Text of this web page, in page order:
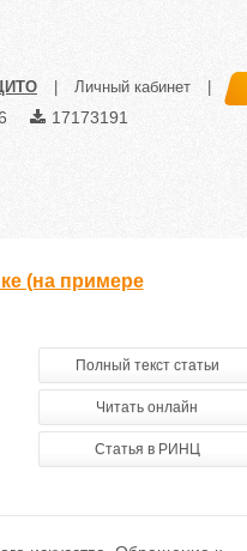
Личный кабинет
17173191
(на примере
Полный текст статьи
Читать онлайн
Статья в РИНЦ